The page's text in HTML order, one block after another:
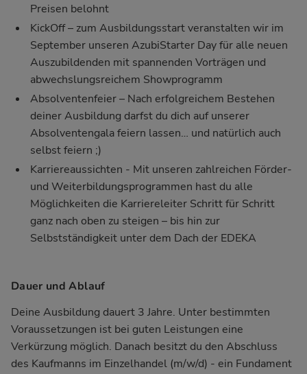
Preisen belohnt
KickOff – zum Ausbildungsstart veranstalten wir im
September unseren AzubiStarter Day für alle neuen
Auszubildenden mit spannenden Vorträgen und
abwechslungsreichem Showprogramm
Absolventenfeier – Nach erfolgreichem Bestehen
deiner Ausbildung darfst du dich auf unserer
Absolventengala feiern lassen… und natürlich auch
selbst feiern ;)
Karriereaussichten - Mit unseren zahlreichen Förder-
und Weiterbildungsprogrammen hast du alle
Möglichkeiten die Karriereleiter Schritt für Schritt
ganz nach oben zu steigen – bis hin zur
Selbstständigkeit unter dem Dach der EDEKA
Dauer und Ablauf
Deine Ausbildung dauert 3 Jahre. Unter bestimmten
Voraussetzungen ist bei guten Leistungen eine
Verkürzung möglich. Danach besitzt du den Abschluss
des Kaufmanns im Einzelhandel (m/w/d) - ein Fundament